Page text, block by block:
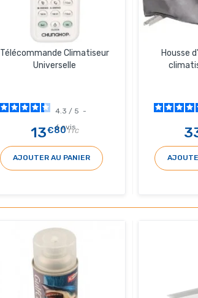
Télécommande Climatiseur
Universelle
4.3 / 5 -
6avis
13€80 TTC
AJOUTER AU PANIER
Housse